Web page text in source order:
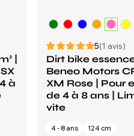
|
à
5(1 avis)
Dirt bike
Beneo Motors
XM Rose | Pour
de 4 à 8 ans |
vite
4 - 8 ans 124 cm